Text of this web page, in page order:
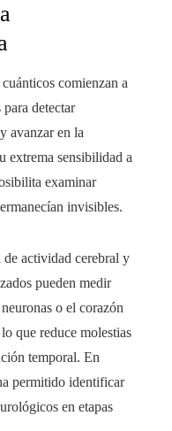
comienzan a
detectar
avanzar en la
extrema sensibilidad a
examinar
invisibles.
de actividad cerebral y
pueden medir
o el corazón
que reduce molestias
temporal. En
permitido identificar
en etapas